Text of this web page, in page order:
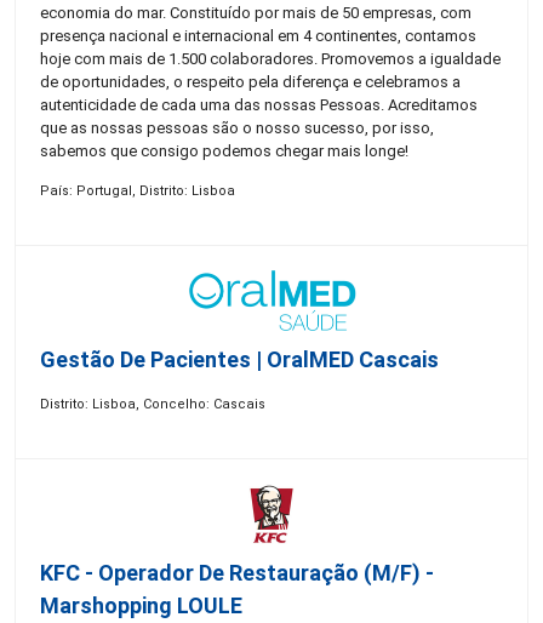
economia do mar. Constituído por mais de 50 empresas, com
presença nacional e internacional em 4 continentes, contamos
hoje com mais de 1.500 colaboradores. Promovemos a igualdade
de oportunidades, o respeito pela diferença e celebramos a
autenticidade de cada uma das nossas Pessoas. Acreditamos
que as nossas pessoas são o nosso sucesso, por isso,
sabemos que consigo podemos chegar mais longe!
País: Portugal, Distrito: Lisboa
Gestão De Pacientes | OralMED Cascais
Distrito: Lisboa, Concelho: Cascais
KFC - Operador De Restauração (m/f) -
Marshopping LOULE